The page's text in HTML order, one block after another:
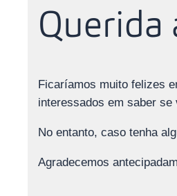
Querida
Ficaríamos muito felizes
interessados em saber
No entanto, caso tenha
Agradecemos